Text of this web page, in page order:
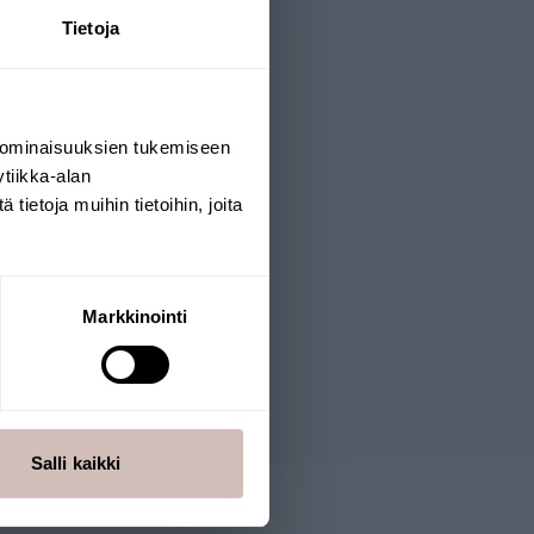
Tietoja
tukemiseen
alan
tietoja muihin tietoihin, joita
Markkinointi
Salli kaikki
som ökar blodtrycket.
för provtagning.
av social- och